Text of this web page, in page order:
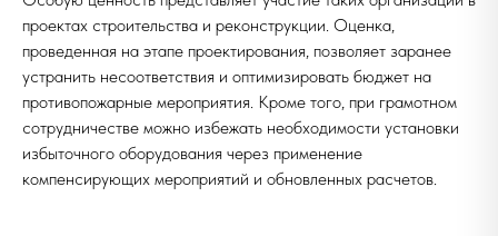
проектах строительства и реконструкции. Оценка,
проведенная на этапе проектирования, позволяет заранее
устранить несоответствия и оптимизировать бюджет на
противопожарные мероприятия. Кроме того, при грамотном
сотрудничестве можно избежать необходимости установки
избыточного оборудования через применение
компенсирующих мероприятий и обновленных расчетов.